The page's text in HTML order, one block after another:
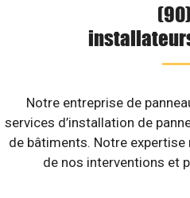
Notre entreprise de
services d’installation de
de bâtiments. Notre
de nos interventions et